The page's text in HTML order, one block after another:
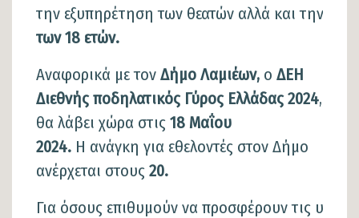
την εξυπηρέτηση των θεατών αλλά και την
των 18 ετών.
Αναφορικά με τον Δήμο Λαμιέων, ο ΔΕΗ
Διεθνής ποδηλατικός Γύρος Ελλάδας 2024,
θα λάβει χώρα στις 18 Μαΐου
2024. Η ανάγκη για εθελοντές στον Δήμο
ανέρχεται στους 20.
Για όσους επιθυμούν να προσφέρουν τις